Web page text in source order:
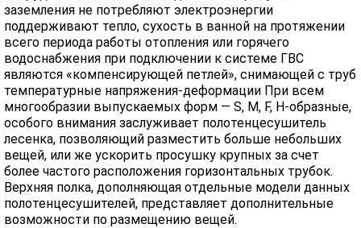
заземления не потребляют электроэнергии
поддерживают тепло, сухость в ванной на протяжении
всего периода работы отопления или горячего
водоснабжения при подключении к системе ГВС
являются «компенсирующей петлей», снимающей с труб
температурные напряжения-деформации При всем
многообразии выпускаемых форм — S, M, F, H-образные,
особого внимания заслуживает полотенцесушитель
лесенка, позволяющий разместить больше небольших
вещей, или же ускорить просушку крупных за счет
более частого расположения горизонтальных трубок.
Верхняя полка, дополняющая отдельные модели данных
полотенцесушителей, представляет дополнительные
возможности по размещению вещей.